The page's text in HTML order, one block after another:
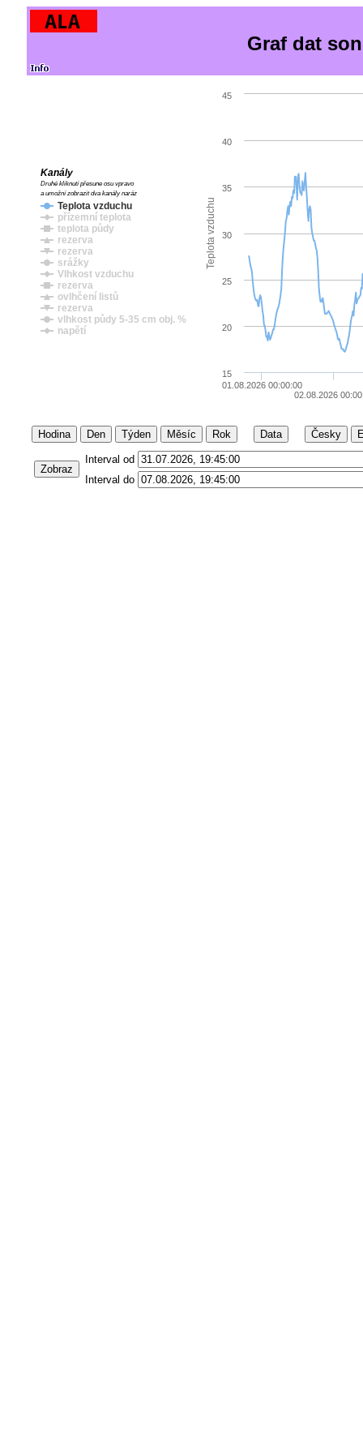
Graf dat
Teplota vzduchu
Teplota vzduchu
přízemní teplota
teplota půdy
rezerva
rezerva
srážky
Vlhkost vzduchu
rezerva
ovlhčení listů
rezerva
vlhkost půdy 5-35 cm obj. %
napětí
Kanály
Druhé kliknutí přesune osu vpravo
a umožní zobrazit dva kanály naráz
01.08.2026 00:00:00
02.08.2026
15
20
25
30
35
40
45
Hodina Den Týden Měsíc Rok Data Česky
Zobraz
Interval od
Interval do